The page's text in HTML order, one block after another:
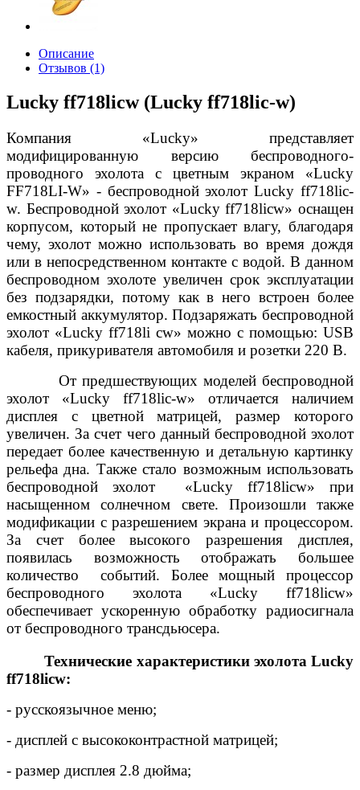
Описание
Отзывов (1)
Lucky ff718licw (Lucky ff718lic-w)
Компания «Lucky» представляет
модифицированную версию беспроводного-
проводного эхолота с цветным экраном «Lucky
FF718LI-W» - беспроводной эхолот Lucky ff718lic-
w. Беспроводной эхолот «Lucky ff718licw» оснащен
корпусом, который не пропускает влагу, благодаря
чему, эхолот можно использовать во время дождя
или в непосредственном контакте с водой. В данном
беспроводном эхолоте увеличен срок эксплуатации
без подзарядки, потому как в него встроен более
емкостный аккумулятор. Подзаряжать беспроводной
эхолот «Lucky ff718li cw» можно с помощью: USB
кабеля, прикуривателя автомобиля и розетки 220 В.
От предшествующих моделей беспроводной
эхолот «Lucky ff718lic-w» отличается наличием
дисплея с цветной матрицей, размер которого
увеличен. За счет чего данный беспроводной эхолот
передает более качественную и детальную картинку
рельефа дна. Также стало возможным использовать
беспроводной эхолот «Lucky ff718licw» при
насыщенном солнечном свете. Произошли также
модификации с разрешением экрана и процессором.
За счет более высокого разрешения дисплея,
появилась возможность отображать большее
количество событий. Более мощный процессор
беспроводного эхолота «Lucky ff718licw»
обеспечивает ускоренную обработку радиосигнала
от беспроводного трансдьюсера.
Технические характеристики эхолота Lucky
ff718licw:
- русскоязычное меню;
- дисплей с высококонтрастной матрицей;
- размер дисплея 2.8 дюйма;